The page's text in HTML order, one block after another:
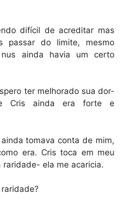
difícil de acreditar mas
passar do limite, mesmo
ainda havia um certo
ter melhorado sua dor-
Cris ainda era forte e
tomava conta de mim,
era. Cris toca em meu
raridade- ela me acaricia.